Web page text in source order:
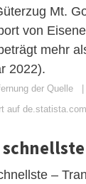
Mt.
von
mehr
2022).
der Quelle
auf
–